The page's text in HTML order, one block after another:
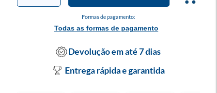
Formas de pagamento:
Todas as formas de pagamento
Devolução em até 7 dias
Entrega rápida e garantida